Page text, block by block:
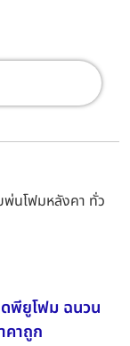
นโฟมหลังคา ทั่ว
พียูโฟม ฉนวน
คาถูก